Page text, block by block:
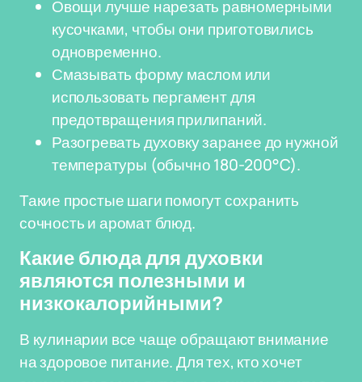
Овощи лучше нарезать равномерными
кусочками, чтобы они приготовились
одновременно.
Смазывать форму маслом или
использовать пергамент для
предотвращения прилипаний.
Разогревать духовку заранее до нужной
температуры (обычно 180-200°C).
Такие простые шаги помогут сохранить
сочность и аромат блюд.
Какие блюда для духовки
являются полезными и
низкокалорийными?
В кулинарии все чаще обращают внимание
на здоровое питание. Для тех, кто хочет